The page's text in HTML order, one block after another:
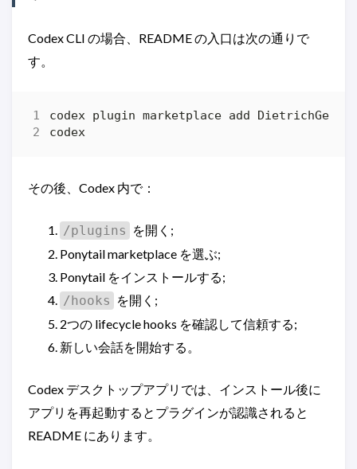
Codex CLI の場合、README の入口は次の通りで
す。
その後、Codex 内で：
/plugins を開く;
Ponytail marketplace を選ぶ;
Ponytail をインストールする;
/hooks を開く;
2つの lifecycle hooks を確認して信頼する;
新しい会話を開始する。
Codex デスクトップアプリでは、インストール後に
アプリを再起動するとプラグインが認識されると
README にあります。